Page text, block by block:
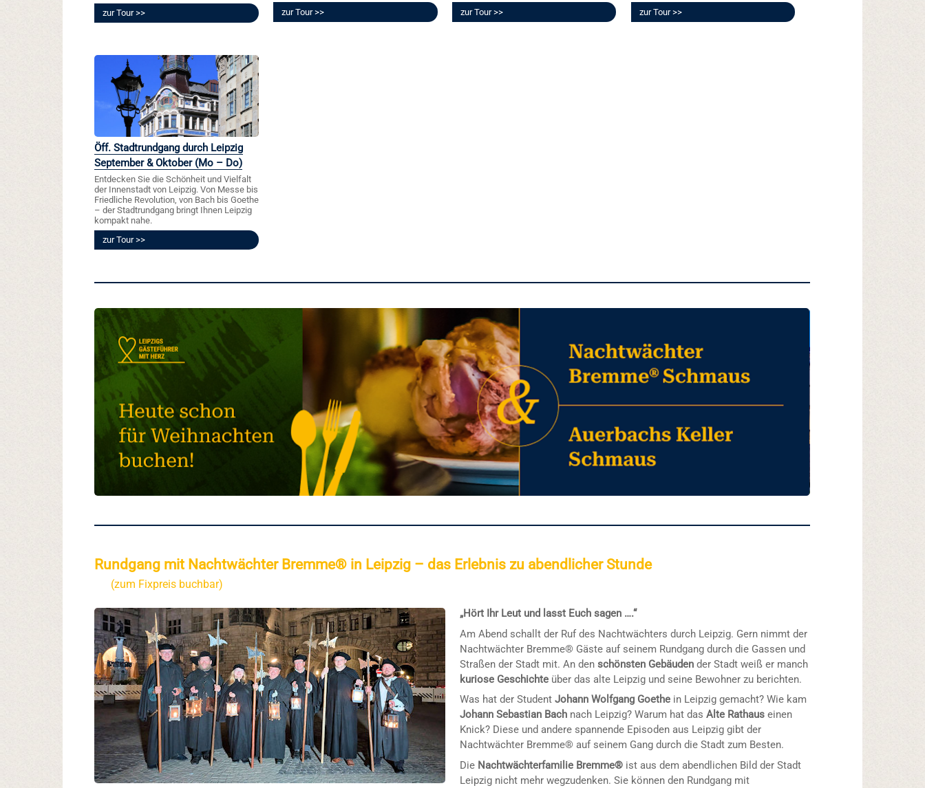
zur Tour
zur Tour
zur Tour
zur Tour
Öff. Stadtrundgang durch Leipzig
September & Oktober (Mo – Do)
Entdecken Sie die Schönheit und Vielfalt
der Innenstadt von Leipzig. Von Messe bis
Friedliche Revolution, von Bach bis Goethe
– der Stadtrundgang bringt Ihnen Leipzig
kompakt nahe.
zur Tour
Rundgang mit Nachtwächter Bremme® in Leipzig – das Erlebnis zu abendlicher Stunde
(zum Fixpreis buchbar)
„Hört Ihr Leut und lasst Euch sagen ….“
Am Abend schallt der Ruf des Nachtwächters durch Leipzig. Gern nimmt der
Nachtwächter Bremme® Gäste auf seinem Rundgang durch die Gassen und
Straßen der Stadt mit. An den schönsten Gebäudender Stadt weiß er manch
kuriose Geschichteüber das alte Leipzig und seine Bewohner zu berichten.
Was hat der Student Johann Wolfgang Goethein Leipzig gemacht? Wie kam
Johann Sebastian Bachnach Leipzig? Warum hat das Alte Rathauseinen
Knick? Diese und andere spannende Episoden aus Leipzig gibt der
Nachtwächter Bremme® auf seinem Gang durch die Stadt zum Besten.
Die Nachtwächterfamilie Bremme®ist aus dem abendlichen Bild der Stadt
Leipzig nicht mehr wegzudenken. Sie können den Rundgang mit